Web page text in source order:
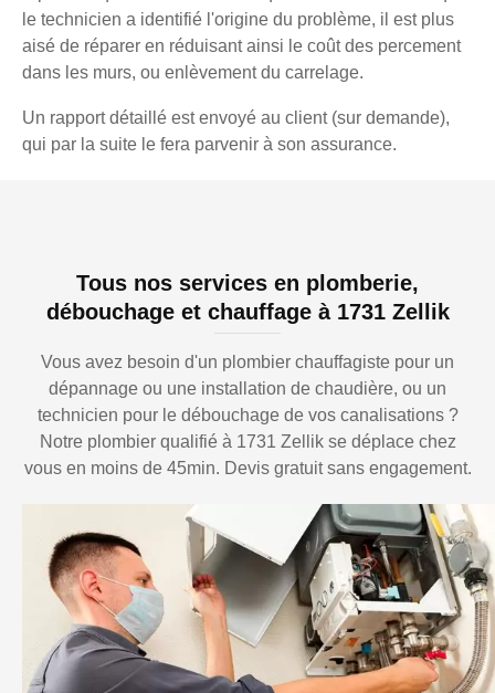
le technicien a identifié l'origine du problème, il est plus
aisé de réparer en réduisant ainsi le coût des percement
dans les murs, ou enlèvement du carrelage.
Un rapport détaillé est envoyé au client (sur demande),
qui par la suite le fera parvenir à son assurance.
Tous nos services en plomberie,
débouchage et chauffage à 1731 Zellik
Vous avez besoin d'un plombier chauffagiste pour un
dépannage ou une installation de chaudière, ou un
technicien pour le débouchage de vos canalisations ?
Notre plombier qualifié à 1731 Zellik se déplace chez
vous en moins de 45min. Devis gratuit sans engagement.